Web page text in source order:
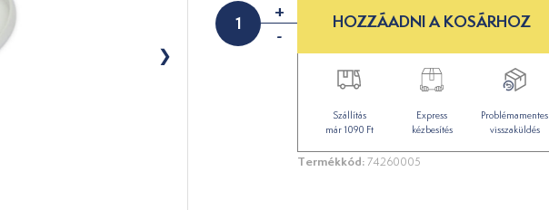
+
-
HOZZÁADNI A KOSÁRHOZ
Szállítás
már 1090 Ft
Express
kézbesítés
Problémamentes
visszaküldés
Termékkód:74260005